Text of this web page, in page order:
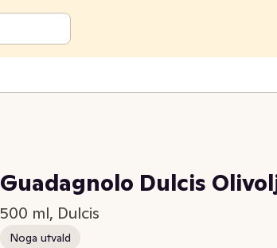
Guadagnolo Dulcis
500 ml, Dulcis
Noga utvald